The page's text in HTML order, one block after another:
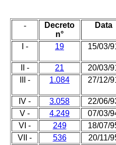
-
Decreto
n°
Data
I - 19 15/03/
II -
21 20/03/
III -
1.084 27/12/
IV -
3.058 22/06/
V -
4.249 07/03/
VI -
249 18/07/
VII -
536 20/11/